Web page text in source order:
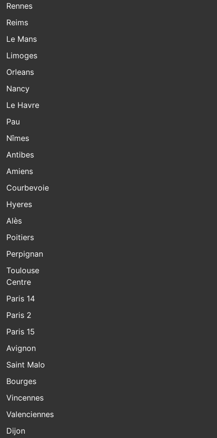
Rennes
Reims
Le Mans
Limoges
Orleans
Nancy
Le Havre
Pau
Nîmes
Antibes
Amiens
Courbevoie
Hyeres
Alès
Poitiers
Perpignan
Toulouse
Centre
Paris 14
Paris 2
Paris 15
Avignon
Saint Malo
Bourges
Vincennes
Valenciennes
Dijon